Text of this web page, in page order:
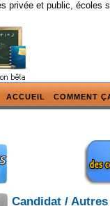
privée et public, écoles
ACCUEIL COMMENT
Candidat /